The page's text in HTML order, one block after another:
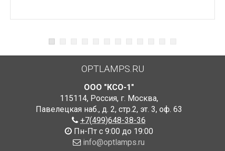
OPTLAMPS.RU
ООО "КСО-1"
115114, Россия, г. Москва,
Павелецкая наб., д. 2, стр.2, эт. 3, оф. 63
+7(499)648-38-36
Пн-Пт с 9:00 до 19:00
info@optlamps.ru